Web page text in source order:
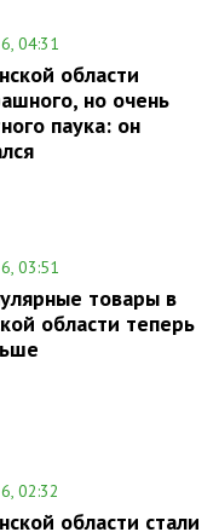
04:31
области
но очень
паука: он
03:51
товары в
области теперь
02:32
области стали